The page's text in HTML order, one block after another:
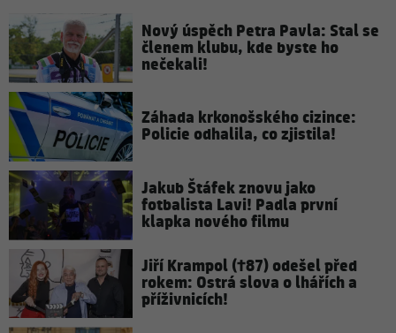
Nový úspěch Petra Pavla: Stal se
členem klubu, kde byste ho
nečekali!
Záhada krkonošského cizince:
Policie odhalila, co zjistila!
Jakub Štáfek znovu jako
fotbalista Lavi! Padla první
klapka nového filmu
Jiří Krampol (†87) odešel před
rokem: Ostrá slova o lhářích a
příživnicích!